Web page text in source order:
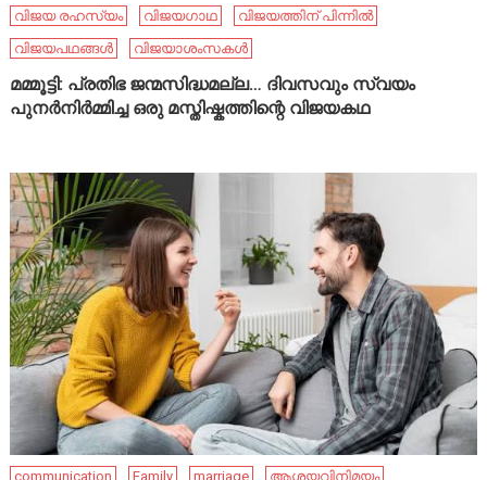
വിജയ രഹസ്യം
വിജയഗാഥ
വിജയത്തിന് പിന്നിൽ
വിജയപഥങ്ങൾ
വിജയാശംസകൾ
മമ്മൂട്ടി: പ്രതിഭ ജന്മസിദ്ധമല്ല… ദിവസവും സ്വയം
പുനർനിർമ്മിച്ച ഒരു മസ്തിഷ്കത്തിന്റെ വിജയകഥ
communication Family marriage
ആശയവിനിമയം